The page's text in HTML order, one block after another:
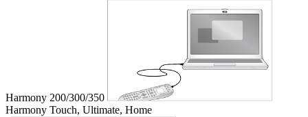
Harmony 200/300/350
Harmony Touch, Ultimate, Home